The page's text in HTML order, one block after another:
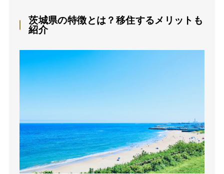
茨城県の特徴とは？移住するメリットも
紹介